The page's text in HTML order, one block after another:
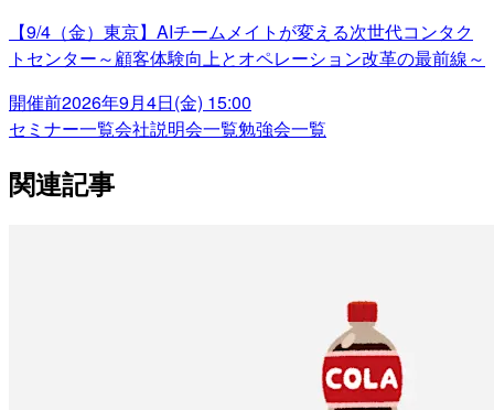
【9/4（金）東京】AIチームメイトが変える次世代コンタク
トセンター～顧客体験向上とオペレーション改革の最前線～
開催前2026年9月4日(金) 15:00
セミナー一覧会社説明会一覧勉強会一覧
関連記事